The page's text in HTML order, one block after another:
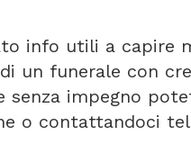
info utili a capire
un funerale con
impegno
o contattandoci